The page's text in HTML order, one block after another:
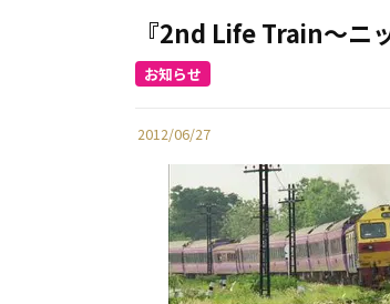
『2nd Life Train～ニ
2012/06/27